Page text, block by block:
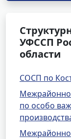
УФССП
области
СОСП по
по особо